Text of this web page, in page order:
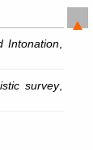
Intonation
survey,